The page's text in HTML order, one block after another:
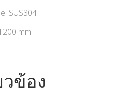
SUS304
mm.
ข้อง